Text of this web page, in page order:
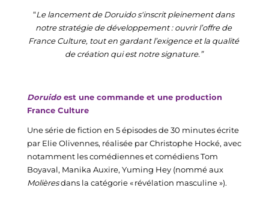
“Le lancement de Doruido s'inscrit pleinement dans
notre stratégie de développement : ouvrir l’offre de
France Culture, tout en gardant l’exigence et la qualité
de création qui est notre signature.”
Doruido est une commande et une production
France Culture
Une série de fiction en 5 épisodes de 30 minutes écrite
par Elie Olivennes, réalisée par Christophe Hocké, avec
notamment les comédiennes et comédiens Tom
Boyaval, Manika Auxire, Yuming Hey
Molières dans la catégorie « révélation masculine »).